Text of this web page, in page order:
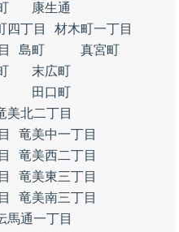
康生通
四丁目
材木町一丁目
島町
真宮町
末広町
田口町
美北二丁目
竜美中一丁目
竜美西二丁目
竜美東三丁目
竜美南三丁目
馬通一丁目